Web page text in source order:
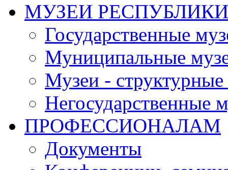
МУЗЕИ РЕСПУБЛИКИ
Государственные
Муниципальные
Музеи - структурные
Негосударственные
ПРОФЕССИОНАЛАМ
Документы